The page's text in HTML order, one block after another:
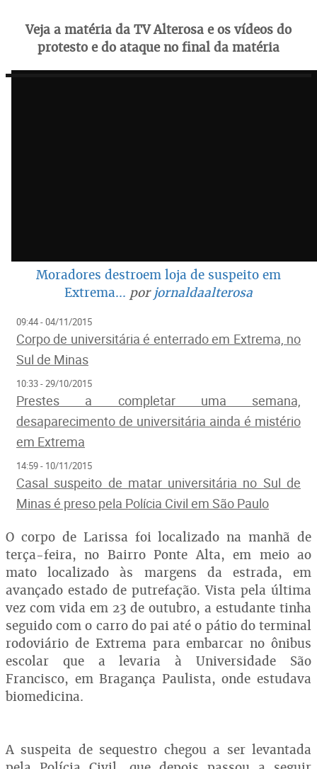
Veja a matéria da TV Alterosa e os vídeos do
protesto e do ataque no final da matéria
Moradores destroem loja de suspeito em
Extrema... por jornaldaalterosa
09:44 - 04/11/2015
Corpo de universitária é enterrado em Extrema, no
Sul de Minas
10:33 - 29/10/2015
Prestes a completar uma semana,
desaparecimento de universitária ainda é mistério
em Extrema
14:59 - 10/11/2015
Casal suspeito de matar universitária no Sul de
Minas é preso pela Polícia Civil em São Paulo
O corpo de Larissa foi localizado na manhã de
terça-feira, no Bairro Ponte Alta, em meio ao
mato localizado às margens da estrada, em
avançado estado de putrefação. Vista pela última
vez com vida em 23 de outubro, a estudante tinha
seguido com o carro do pai até o pátio do terminal
rodoviário de Extrema para embarcar no ônibus
escolar que a levaria à Universidade São
Francisco, em Bragança Paulista, onde estudava
biomedicina.
A suspeita de sequestro chegou a ser levantada